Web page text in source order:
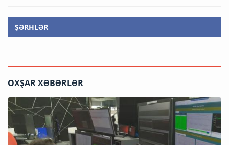
ŞƏRHLƏR
OXŞAR XƏBƏRLƏR